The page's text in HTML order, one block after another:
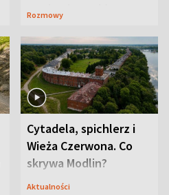
swoje niezwykłe
Rozmowy
Cytadela, spichlerz i
Wieża Czerwona. Co
skrywa Modlin?
Aktualności